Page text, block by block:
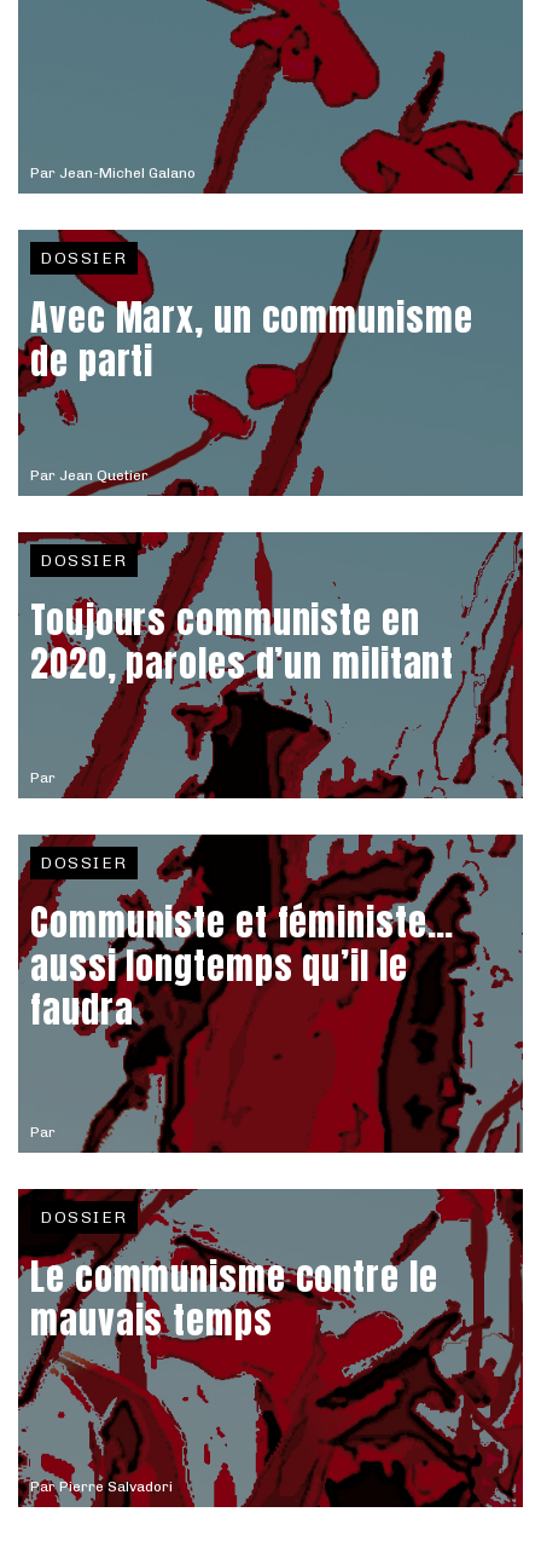
Par Jean-Michel Galano
Par Jean Quetier
DOSSIER
Avec Marx, un communisme
de parti
Par
DOSSIER
Toujours communiste en
2020, paroles d’un militant
Par
DOSSIER
Communiste et féministe…
aussi longtemps qu’il le
faudra
ParPierre Salvadori
DOSSIER
Le communisme contre le
mauvais temps